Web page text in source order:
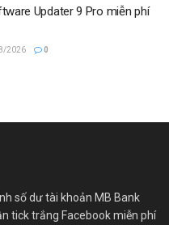
Updater 9 Pro miễn phí
2026 0
số dư tài khoản MB Bank
tick trắng Facebook miễn phí